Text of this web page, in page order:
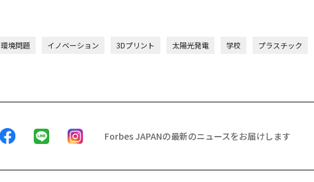
環境問題 イノベーション 3Dプリント 太陽光発電 学校
プラスチック
Forbes JAPANの最新のニュースをお届けします